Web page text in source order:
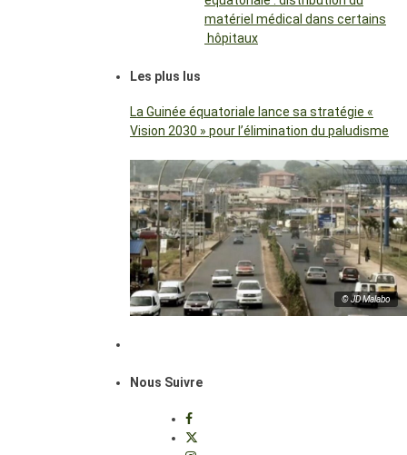
matériel médical dans certains
hôpitaux
Les plus lus
La Guinée équatoriale lance sa stratégie «
Vision 2030 » pour l’élimination du paludisme
© JD Malabo
Nous Suivre